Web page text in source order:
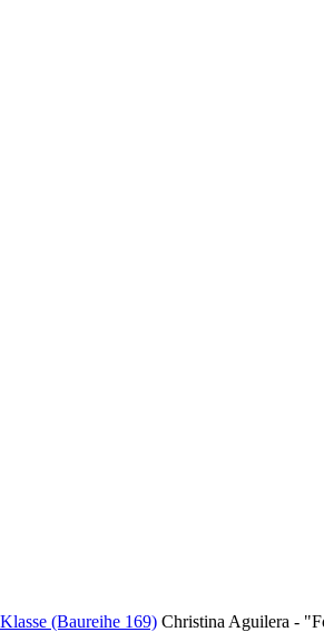
(Baureihe 169) Christina Aguilera -